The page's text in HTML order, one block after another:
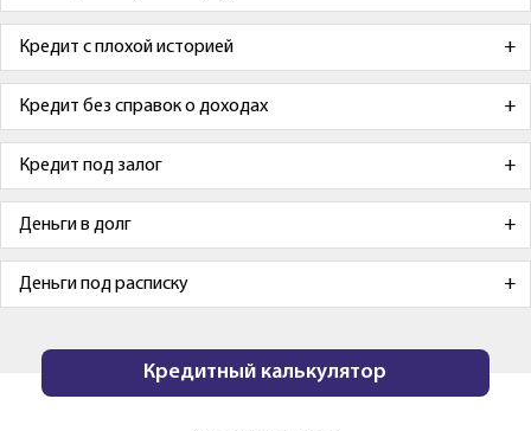
Кредит с плохой историей
Кредит без справок о доходах
Кредит под залог
Деньги в долг
Деньги под расписку
Кредитный калькулятор